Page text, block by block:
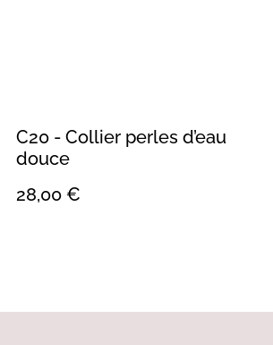
C20 - Collier perles d’eau
douce
28,00 €